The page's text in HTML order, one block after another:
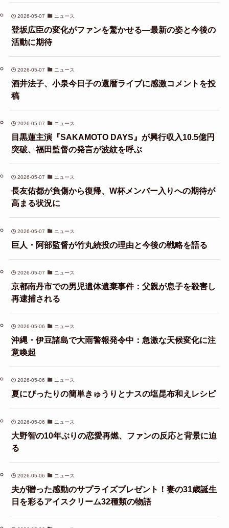
2026-05-07 ニュース
登坂広臣の変化がファンを驚かせる—最新の姿と今後の
活動に期待
2026-05-07 ニュース
酒井法子、小泉今日子の還暦ライブに感激コメントを投
稿
2026-05-07 ニュース
目黒蓮主演『SAKAMOTO DAYS』が興行収入10.5億円
突破、福田監督の発言が波紋を呼ぶ
2026-05-07 ニュース
長友佑都が負傷から復帰、W杯メンバー入りへの期待が
高まる状況に
2026-05-07 ニュース
巨人・阿部監督が竹丸続投の理由と今後の戦略を語る
2026-05-07 ニュース
京都南丹市での男児遺体遺棄事件：父親が息子を殺害し
再逮捕される
2026-05-06 ニュース
沖縄・伊豆諸島で大雨警報発令中：急激な天候変化に注
意喚起
2026-05-06 ニュース
夏にぴったりの簡単きゅうりとナスの塩昆布和えレシピ
2026-05-06 ニュース
大野智の10年ぶりの恋愛再燃、ファンの反応と背景に迫
る
2026-05-06 ニュース
夫が贈った感動のサプライズプレゼント！妻の31歳誕生
日を彩るアイスクリーム32種類の物語